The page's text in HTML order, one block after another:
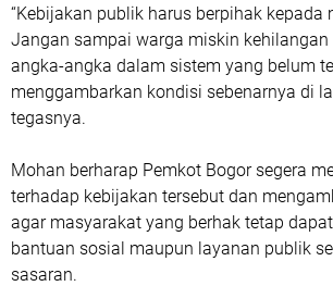
“Kebijakan publik harus berpihak kepada
Jangan sampai warga miskin kehilangan
angka-angka dalam sistem yang belum
menggambarkan kondisi sebenarnya di
tegasnya.
Mohan berharap Pemkot Bogor segera
terhadap kebijakan tersebut dan
agar masyarakat yang berhak tetap
bantuan sosial maupun layanan publik
sasaran.